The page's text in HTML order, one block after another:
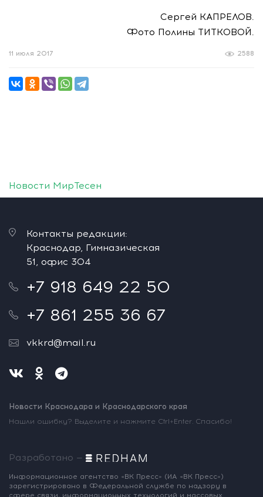
Сергей КАПРЕЛОВ.
Фото Полины ТИТКОВОЙ.
2588
11 июля 2017
Новости МирТесен
Контакты редакции:
Краснодар, Гимназическая
51, офис 304
+7 918 649 22 50
+7 861 255 36 67
vkkrd@mail.ru
Новости Краснодара и Краснодарского края
Нашли ошибку? Выделите и нажмите Ctrl+Enter. Спасибо!
Разработано —
Информационное агентство «ВК Пресс» (ИА «ВК Пресс»)
зарегистрировано в Федеральной службе по надзору в
сфере связи, информационных технологий и массовых